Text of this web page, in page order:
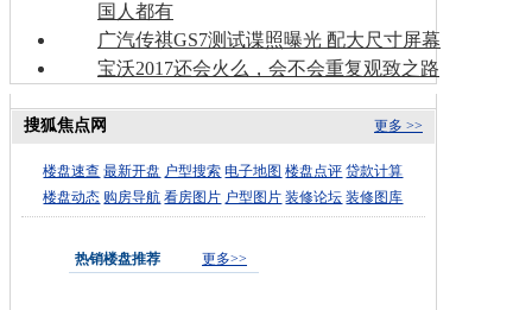
国人都有
广汽传祺GS7测试谍照曝光 配大尺寸屏幕
宝沃2017还会火么，会不会重复观致之路
更多 >>
搜狐焦点网
楼盘速查 最新开盘 户型搜索 电子地图 楼盘点评 贷款计算
楼盘动态 购房导航 看房图片 户型图片 装修论坛 装修图库
热销楼盘推荐 更多>>